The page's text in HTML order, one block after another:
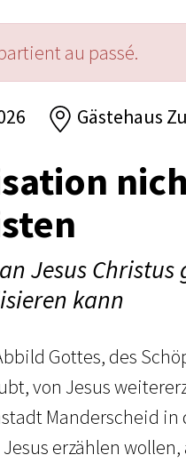
au passé.
Gästehaus
Jesus
kann
Gottes, des
von Jesus
Manderscheid in
erzählen